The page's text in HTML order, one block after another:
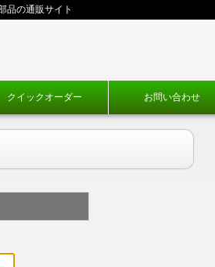
品の通販サイト
クイックオーダー お問い合わせ